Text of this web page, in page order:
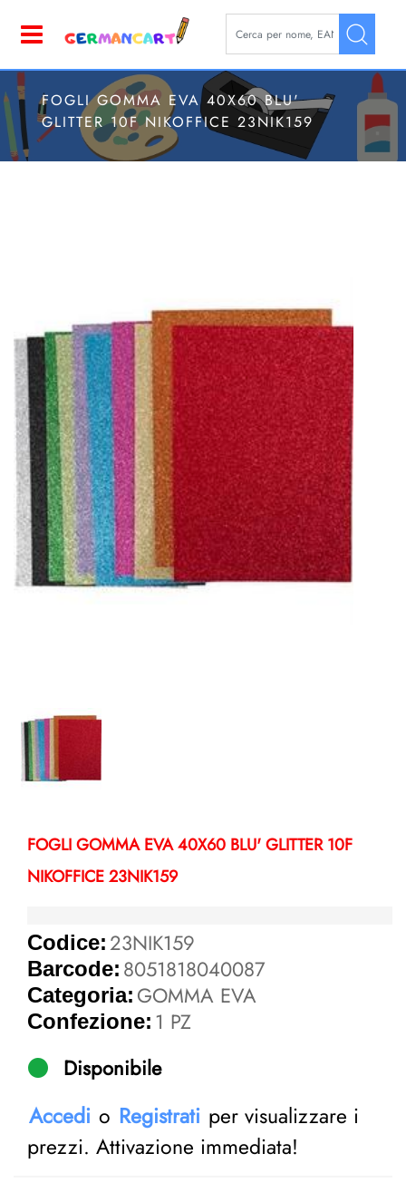
La modifica di un filtro
FOGLI GOMMA EVA 40X60 BLU'
GLITTER 10F NIKOFFICE 23NIK159
FOGLI GOMMA EVA 40X60 BLU' GLITTER 10F
NIKOFFICE 23NIK159
Codice:23NIK159
Barcode: 8051818040087
Categoria: GOMMA EVA
Confezione: 1 PZ
Disponibile
Accedi o Registrati per visualizzare i
prezzi. Attivazione immediata!